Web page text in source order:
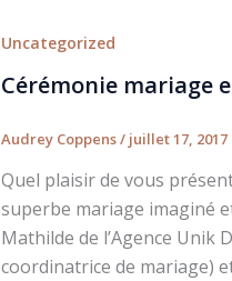
Uncategorized
Cérémonie mariage
Audrey Coppens/ juillet 17, 2017
Quel plaisir de vous
superbe mariage imaginé
Mathilde de l’Agence Unik
coordinatrice de mariage)